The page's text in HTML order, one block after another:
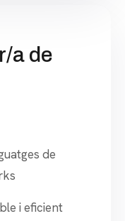
a de
de
i eficient